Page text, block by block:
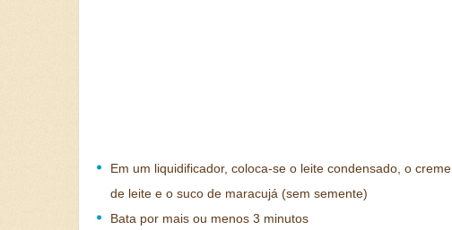
Em um liquidificador, coloca-se o leite condensado, o creme
de leite e o suco de maracujá (sem semente)
Bata por mais ou menos 3 minutos